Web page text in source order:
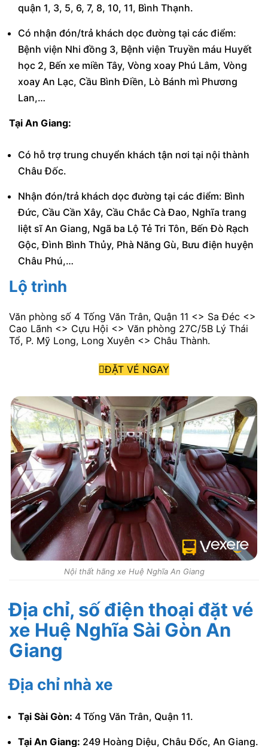
quận 1, 3, 5, 6, 7, 8, 10, 11, Bình Thạnh.
Có nhận đón/trả khách dọc đường tại các điểm:
Bệnh viện Nhi đồng 3, Bệnh viện Truyền máu Huyết
học 2, Bến xe miền Tây, Vòng xoay Phú Lâm, Vòng
xoay An Lạc, Cầu Bình Điền, Lò Bánh mì Phương
Lan,…
Tại An Giang:
Có hỗ trợ trung chuyển khách tận nơi tại nội thành
Châu Đốc.
Nhận đón/trả khách dọc đường tại các điểm: Bình
Đức, Cầu Cần Xây, Cầu Chắc Cà Đao, Nghĩa trang
liệt sĩ An Giang, Ngã ba Lộ Tẻ Tri Tôn, Bến Đò Rạch
Gộc, Đình Bình Thủy, Phà Năng Gù, Bưu điện huyện
Châu Phú,…
Lộ trình
Văn phòng số 4 Tống Văn Trân, Quận 11 <> Sa Đéc <>
Cao Lãnh <> Cựu Hội <> Văn phòng 27C/5B Lý Thái
Tổ, P. Mỹ Long, Long Xuyên <> Châu Thành.
ĐẶT VÉ NGAY
Nội thất hãng xe Huệ Nghĩa An Giang
Địa chỉ, số điện thoại đặt vé
xe Huệ Nghĩa Sài Gòn An
Giang
Địa chỉ nhà xe
Tại Sài Gòn: 4 Tống Văn Trân, Quận 11.
Tại An Giang: 249 Hoàng Diệu, Châu Đốc, An Giang.